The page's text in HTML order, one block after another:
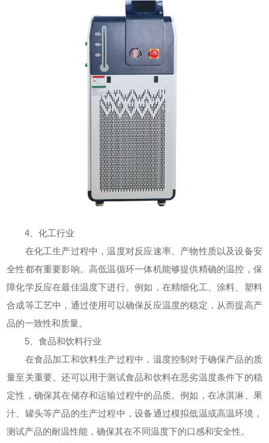
4、化工行业
在化工生产过程中，温度对反应速率、产物性质以及设备安
全性都有重要影响。高低温循环一体机能够提供精确的温控，保
障化学反应在最佳温度下进行。例如，在精细化工、涂料、塑料
合成等工艺中，通过使用可以确保反应温度的稳定，从而提高产
品的一致性和质量。
5、食品和饮料行业
在食品加工和饮料生产过程中，温度控制对于确保产品的质
量至关重要。还可以用于测试食品和饮料在恶劣温度条件下的稳
定性，确保其在储存和运输过程中的品质。例如，在冰淇淋、果
汁、罐头等产品的生产过程中，设备通过模拟低温或高温环境，
测试产品的耐温性能，确保其在不同温度下的口感和安全性。